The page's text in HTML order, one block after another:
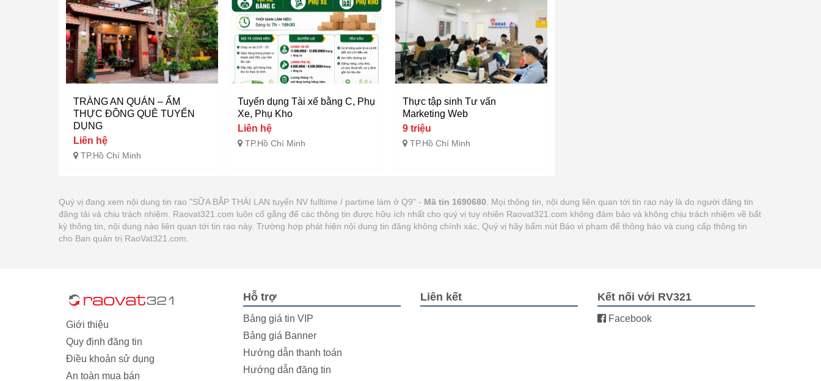
TRÀNG AN QUÁN – ẨM
THỰC ĐỒNG QUÊ TUYỂN
DỤNG
Liên hệ
TP.Hồ Chí Minh
Tuyển dụng Tài xế bằng C, Phụ
Xe, Phụ Kho
Liên hệ
TP.Hồ Chí Minh
Thực tập sinh Tư vấn
Marketing Web
9 triệu
TP.Hồ Chí Minh
Quý vị đang xem nội dung tin rao "SỮA BẮP THÁI LAN tuyển NV fulltime / partime làm ở Q9" - Mã tin 1690680 . Mọi thông tin, nội dung liên quan tới tin rao này là do người đăng tin
đăng tải và chịu trách nhiệm. Raovat321.com luôn cố gắng để các thông tin được hữu ích nhất cho quý vị tuy nhiên Raovat321.com không đảm bảo và không chịu trách nhiệm về bất
kỳ thông tin, nội dung nào liên quan tới tin rao này. Trường hợp phát hiện nội dung tin đăng không chính xác, Quý vị hãy bấm nút Báo vi phạm để thông báo và cung cấp thông tin
cho Ban quản trị RaoVat321.com.
Giới thiệu
Quy định đăng tin
Điều khoản sử dụng
An toàn mua bán
Hỗ trợ
Bảng giá tin VIP
Bảng giá Banner
Hướng dẫn thanh toán
Hướng dẫn đăng tin
Liên kết Kết nối với RV321
Facebook